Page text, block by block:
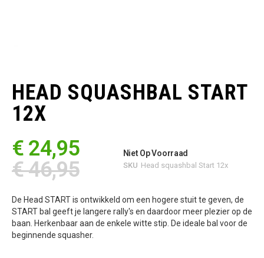
begin
van
de
afbeeldingen-
HEAD SQUASHBAL START
12X
€ 24,95
€ 46,95
Niet Op Voorraad
SKU Head squashbal Start 12x
De Head START is ontwikkeld om een hogere stuit te geven, de
START bal geeft je langere rally's en daardoor meer plezier op de
baan. Herkenbaar aan de enkele witte stip. De ideale bal voor de
beginnende squasher.